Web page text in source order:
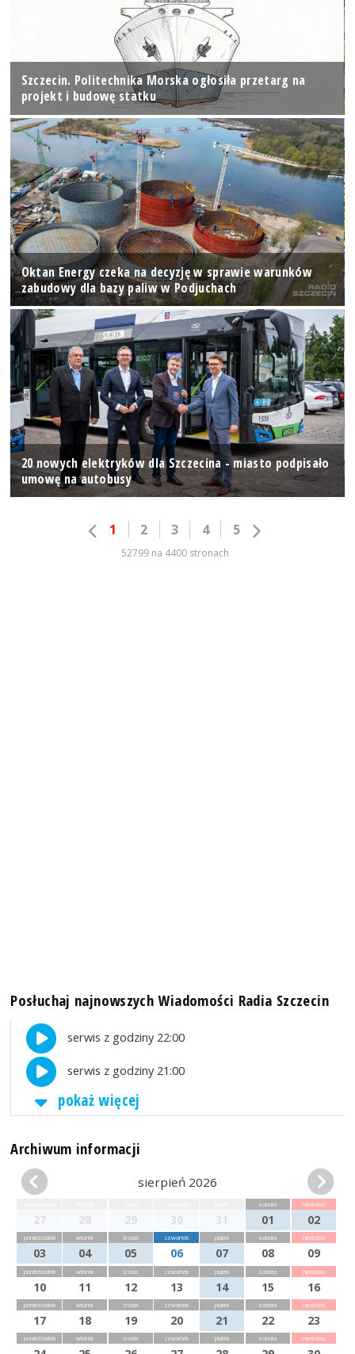
Szczecin. Politechnika Morska ogłosiła przetarg na
projekt i budowę statku
Oktan Energy czeka na decyzję w sprawie warunków
zabudowy dla bazy paliw w Podjuchach
20 nowych elektryków dla Szczecina - miasto podpisało
umowę na autobusy
1 2 3 4 5
52799 na 4400 stronach
Posłuchaj najnowszych Wiadomości Radia Szczecin
serwis z godziny 22:00
serwis z godziny 21:00
pokaż więcej
Archiwum informacji
sierpień 2026
27 28 29 30 31
sobota
01
niedziela
02
poniedziałek
03
wtorek
04
środa
05
czwartek
06
piątek
07
sobota
08
niedziela
09
poniedziałek
10
wtorek
11
środa
12
czwartek
13
piątek
14
sobota
15
niedziela
16
poniedziałek
17
wtorek
18
środa
19
czwartek
20
piątek
21
sobota
22
niedziela
23
poniedziałek wtorek środa czwartek piątek sobota niedziela